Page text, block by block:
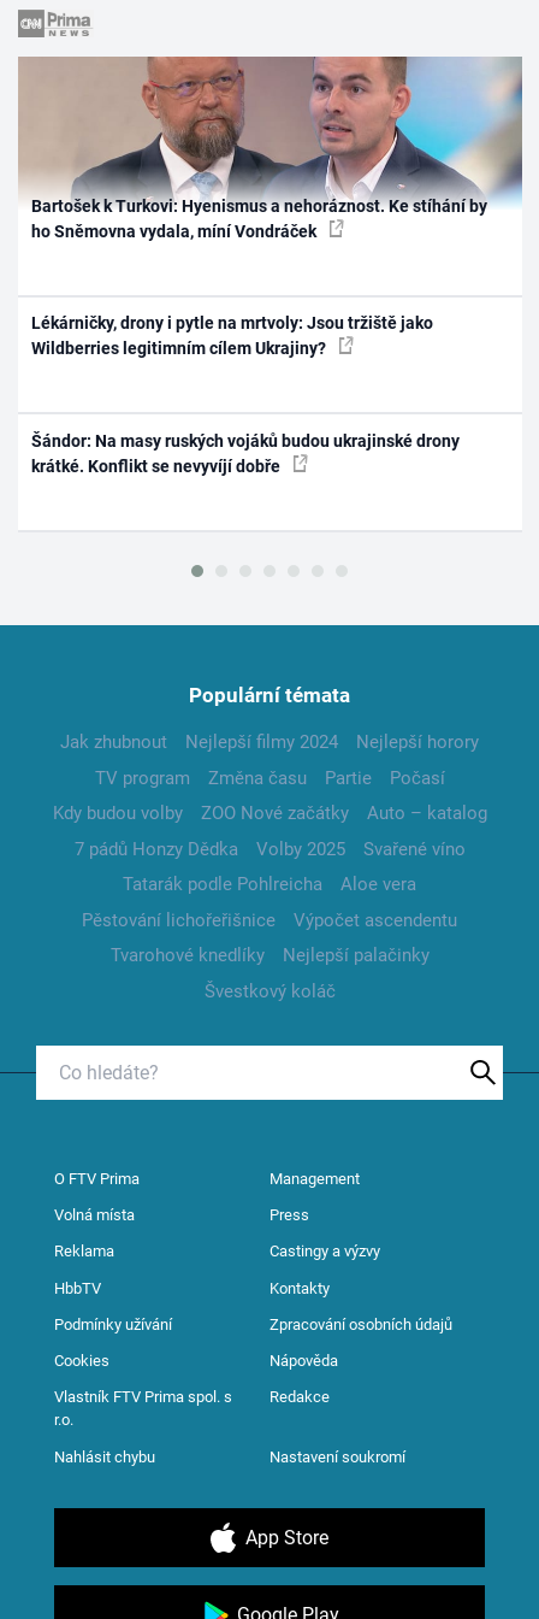
Bartošek k Turkovi: Hyenismus a nehoráznost. Ke stíhání by
ho Sněmovna vydala, míní Vondráček
Lékárničky, drony i pytle na mrtvoly: Jsou tržiště jako
Wildberries legitimním cílem Ukrajiny?
Šándor: Na masy ruských vojáků budou ukrajinské drony
krátké. Konflikt se nevyvíjí dobře
Populární témata
Jak zhubnout Nejlepší filmy 2024
Nejlepší horory
TV program
Změna času Partie
Počasí
Kdy budou volby
ZOO Nové začátky
Auto – katalog
7 pádů Honzy Dědka
Volby 2025
Svařené víno
Tatarák podle Pohlreicha
Aloe vera
Pěstování lichořeřišnice
Výpočet ascendentu
Tvarohové knedlíky
Nejlepší palačinky
Švestkový koláč
O FTV Prima Management
Volná místa Press
Reklama Castingy a výzvy
HbbTV Kontakty
Podmínky užívání Zpracování osobních údajů
Cookies Nápověda
Vlastník FTV Prima spol. s
r.o.
Redakce
Nahlásit chybu Nastavení soukromí
App Store